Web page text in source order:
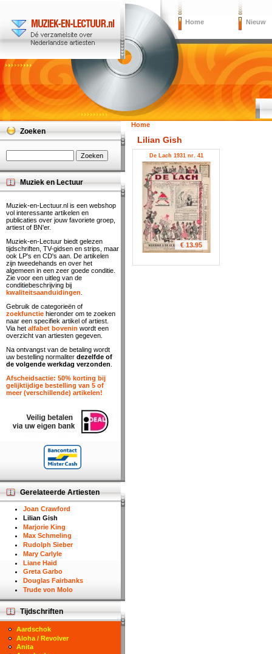
Home Nieuw
Home
Lilian Gish
De Lach 1931 nr. 41
€ 13.95
Zoeken
Muziek en Lectuur
Muziek-en-Lectuur.nl is een webshop
vol interessante artikelen en
publicaties over jouw favoriete groep,
artiest of BN'er.
Muziek-en-Lectuur biedt gelezen
tijdschriften, TV-gidsen en strips, maar
ook LP's en CD's aan. De artikelen
zijn tweedehands en over het
algemeen in een zeer goede conditie.
Zie voor een uitleg van de
conditiebeschrijving bij
kwaliteitsaanduidingen
Gebruik de categorieën of
zoekfunctie hieronder om te zoeken
naar een specifiek artikel of artiest.
Via het alfabet bovenin wordt een
overzicht van artiesten gegeven.
Na ontvangst van de betaling wordt
uw bestelling normaliter dezelfde of
de volgende werkdag verzonden
Afscheidsactie: 50% korting bij
gelijktijdige bestelling van 5 of
meer (verschillende) artikelen!
Gerelateerde Artiesten
Joan Crawford
Lilian Gish
Marjorie King
Max Schmeling
Rudolph Sieber
Mary Carlyle
Liane Haid
Greta Garbo
Douglas Fairbanks
Trude von Molo
Tijdschriften
Aardschok
Aloha / Revolver
Anita